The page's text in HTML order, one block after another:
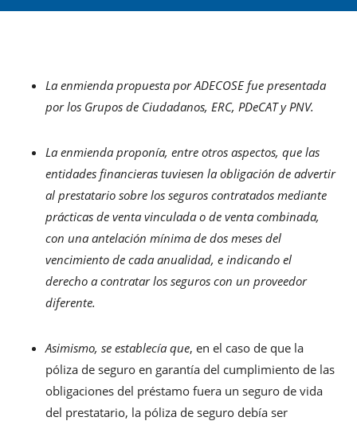
La enmienda propuesta por ADECOSE fue presentada
por los Grupos de Ciudadanos, ERC, PDeCAT y PNV.
La enmienda proponía, entre otros aspectos, que las
entidades financieras tuviesen la obligación de advertir
al prestatario sobre los seguros contratados mediante
prácticas de venta vinculada o de venta combinada,
con una antelación mínima de dos meses del
vencimiento de cada anualidad, e indicando el
derecho a contratar los seguros con un proveedor
diferente.
Asimismo, se establecía que, en el caso de que la
póliza de seguro en garantía del cumplimiento de las
obligaciones del préstamo fuera un seguro de vida
del prestatario, la póliza de seguro debía ser